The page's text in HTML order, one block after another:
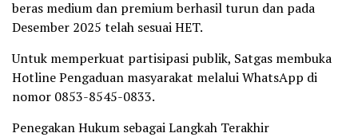
beras medium dan premium berhasil turun dan pada
Desember 2025 telah sesuai HET.
Untuk memperkuat partisipasi publik, Satgas membuka
Hotline Pengaduan masyarakat melalui WhatsApp di
nomor 0853-8545-0833.
Penegakan Hukum sebagai Langkah Terakhir